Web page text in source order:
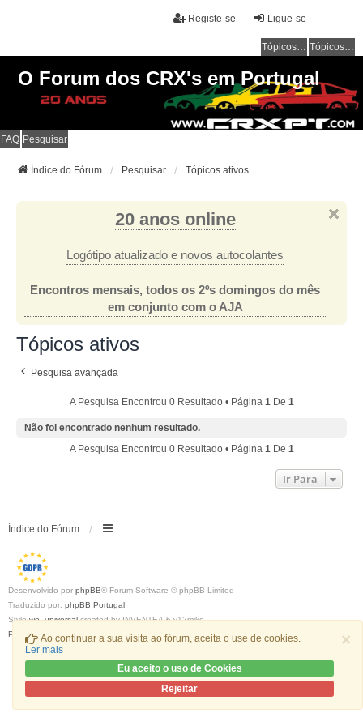
×
Ao continuar a sua visita ao fórum, aceita o use de cookies.
Ler mais
Eu aceito o uso de Cookies
Rejeitar
Ligue-se
Registe-se
Tópicos sem resposta Tópicos ativos
O Forum dos CRX's em Portugal
FAQ Pesquisar
Índice do Fórum Pesquisar Tópicos ativos
20 anos online
Logótipo atualizado e novos autocolantes
Encontros mensais, todos os 2ºs domingos do mês
em conjunto com o AJA
Tópicos ativos
Pesquisa avançada
A Pesquisa Encontrou 0 Resultado • Página 1De 1
Não foi encontrado nenhum resultado.
A Pesquisa Encontrou 0 Resultado • Página 1De 1
Ir Para
Índice do Fórum
Desenvolvido por phpBB® Forum Software © phpBB Limited
Traduzido por: phpBB Portugal
Stylewe_universalcreated by INVENTEA & v12mike
Privacidade
Termos